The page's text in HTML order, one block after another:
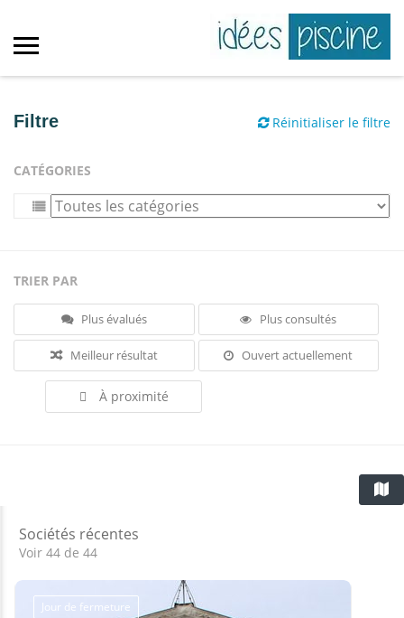
Filtre Réinitialiser le filtre
CATÉGORIES
TRIER PAR
Plus évalués Plus consultés
Meilleur résultat Ouvert actuellement
À proximité
Sociétés récentes
Voir 44 de 44
Jour de fermeture